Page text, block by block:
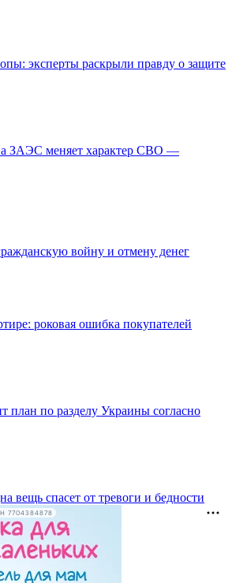
эксперты раскрыли правду о защите
ЗАЭС меняет характер СВО —
войну и отмену денег
роковая ошибка покупателей
план по разделу Украины согласно
вещь спасет от тревоги и бедности
7704384878